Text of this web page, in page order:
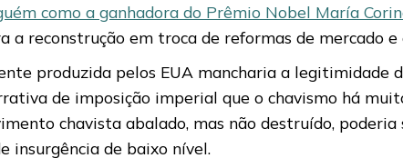
como a ganhadora do Prêmio Nobel María
a reconstrução em troca de reformas de mercado
produzida pelos EUA mancharia a legitimidade
de imposição imperial que o chavismo há
chavista abalado, mas não destruído,
insurgência de baixo nível.